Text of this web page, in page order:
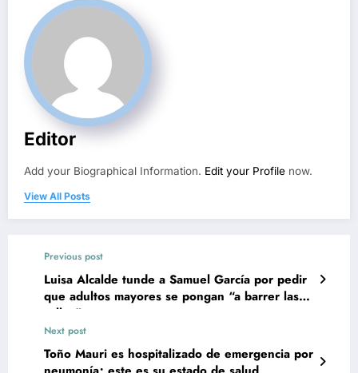
Editor
Add your Biographical Information. Edit your Profile now.
View All Posts
Previous post
Luisa Alcalde tunde a Samuel García por pedir
que adultos mayores se pongan “a barrer las
calles”
Next post
Toño Mauri es hospitalizado de emergencia por